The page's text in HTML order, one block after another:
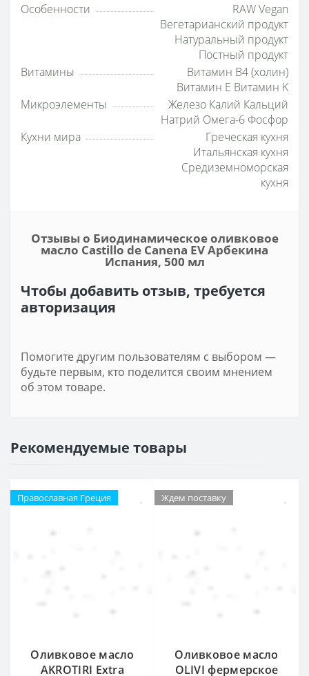
Особенности
RAW Vegan
Вегетарианский продукт
Натуральный продукт
Постный продукт
Витамины
Витамин B4 (холин)
Витамин E Витамин K
Микроэлементы
Железо Калий Кальций
Натрий Омега-6 Фосфор
Кухни мира
Греческая кухня
Итальянская кухня
Средиземноморская
кухня
Отзывы о Биодинамическое оливковое
масло Castillo de Canena EV Арбекина
Испания, 500 мл
Чтобы добавить отзыв, требуется
авторизация
Помогите другим пользователям с выбором —
будьте первым, кто поделится своим мнением
об этом товаре.
Рекомендуемые товары
Православная Греция
Оливковое масло
AKROTIRI Extra
Ждем поставку
Оливковое масло
OLIVI фермерское